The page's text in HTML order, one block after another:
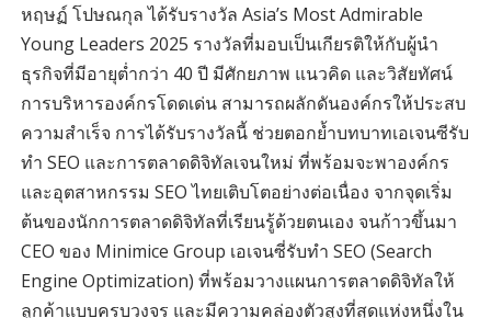
หฤษฏ์ โปษณกุล ได้รับรางวัล Asia’s Most Admirable
Young Leaders 2025 รางวัลที่มอบเป็นเกียรติให้กับผู้นำ
ธุรกิจที่มีอายุต่ำกว่า 40 ปี มีศักยภาพ แนวคิด และวิสัยทัศน์
การบริหารองค์กรโดดเด่น สามารถผลักดันองค์กรให้ประสบ
ความสำเร็จ การได้รับรางวัลนี้ ช่วยตอกย้ำบทบาทเอเจนซีรับ
ทำ SEO และการตลาดดิจิทัลเจนใหม่ ที่พร้อมจะพาองค์กร
และอุตสาหกรรม SEO ไทยเติบโตอย่างต่อเนื่อง จากจุดเริ่ม
ต้นของนักการตลาดดิจิทัลที่เรียนรู้ด้วยตนเอง จนก้าวขึ้นมา
CEO ของ Minimice Group เอเจนซี่รับทำ SEO (Search
Engine Optimization) ที่พร้อมวางแผนการตลาดดิจิทัลให้
ลูกค้าแบบครบวงจร และมีความคล่องตัวสูงที่สุดแห่งหนึ่งใน